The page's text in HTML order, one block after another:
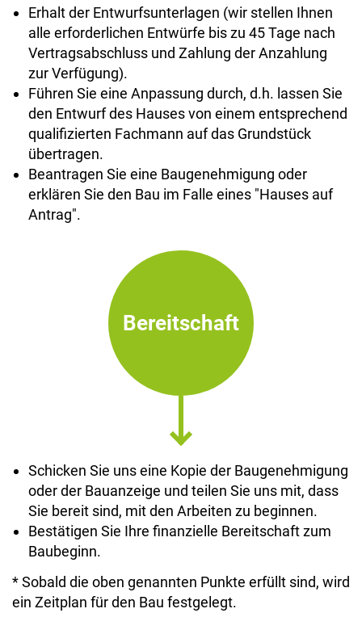
Erhalt der Entwurfsunterlagen (wir stellen Ihnen
alle erforderlichen Entwürfe bis zu 45 Tage nach
Vertragsabschluss und Zahlung der Anzahlung
zur Verfügung).
Führen Sie eine Anpassung durch, d.h. lassen Sie
den Entwurf des Hauses von einem entsprechend
qualifizierten Fachmann auf das Grundstück
übertragen.
Beantragen Sie eine Baugenehmigung oder
erklären Sie den Bau im Falle eines "Hauses auf
Antrag".
Bereitschaft
Schicken Sie uns eine Kopie der Baugenehmigung
oder der Bauanzeige und teilen Sie uns mit, dass
Sie bereit sind, mit den Arbeiten zu beginnen.
Bestätigen Sie Ihre finanzielle Bereitschaft zum
Baubeginn.
* Sobald die oben genannten Punkte erfüllt sind, wird
ein Zeitplan für den Bau festgelegt.